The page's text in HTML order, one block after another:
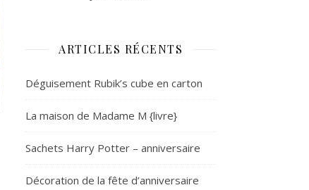
ARTICLES RÉCENTS
Déguisement Rubik’s cube en carton
La maison de Madame M {livre}
Sachets Harry Potter – anniversaire
Décoration de la fête d’anniversaire